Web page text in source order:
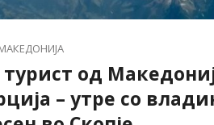
од
– утре со